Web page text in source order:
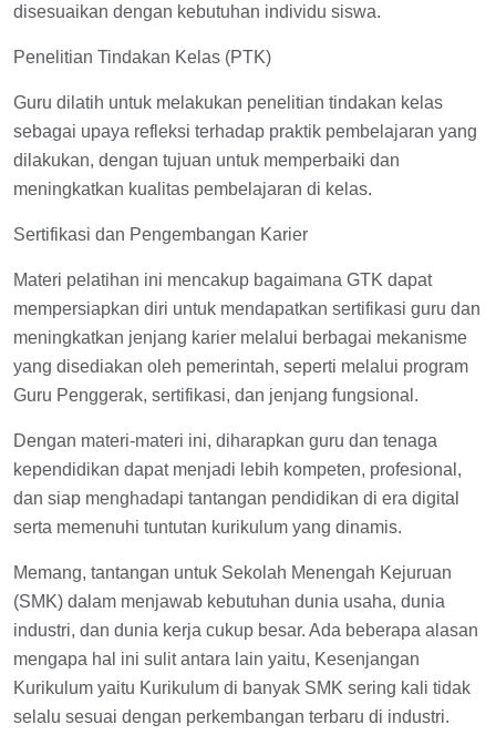
disesuaikan dengan kebutuhan individu siswa.
Penelitian Tindakan Kelas (PTK)
Guru dilatih untuk melakukan penelitian tindakan kelas
sebagai upaya refleksi terhadap praktik pembelajaran yang
dilakukan, dengan tujuan untuk memperbaiki dan
meningkatkan kualitas pembelajaran di kelas.
Sertifikasi dan Pengembangan Karier
Materi pelatihan ini mencakup bagaimana GTK dapat
mempersiapkan diri untuk mendapatkan sertifikasi guru dan
meningkatkan jenjang karier melalui berbagai mekanisme
yang disediakan oleh pemerintah, seperti melalui program
Guru Penggerak, sertifikasi, dan jenjang fungsional.
Dengan materi-materi ini, diharapkan guru dan tenaga
kependidikan dapat menjadi lebih kompeten, profesional,
dan siap menghadapi tantangan pendidikan di era digital
serta memenuhi tuntutan kurikulum yang dinamis.
Memang, tantangan untuk Sekolah Menengah Kejuruan
(SMK) dalam menjawab kebutuhan dunia usaha, dunia
industri, dan dunia kerja cukup besar. Ada beberapa alasan
mengapa hal ini sulit antara lain yaitu, Kesenjangan
Kurikulum yaitu Kurikulum di banyak SMK sering kali tidak
selalu sesuai dengan perkembangan terbaru di industri.